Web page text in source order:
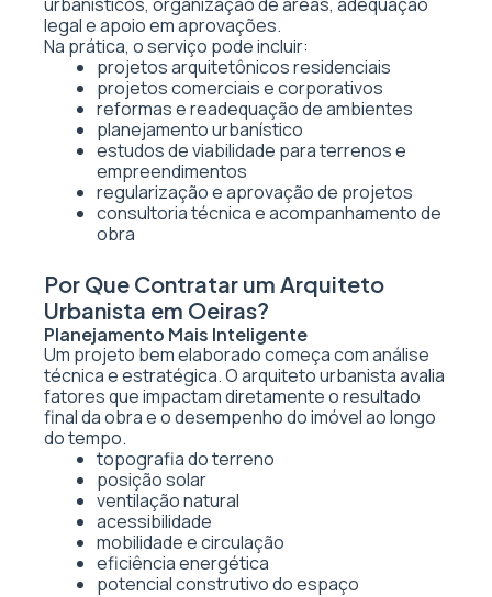
legal e apoio em aprovações.
Na prática, o serviço pode incluir:
projetos arquitetônicos residenciais
projetos comerciais e corporativos
reformas e readequação de ambientes
planejamento urbanístico
estudos de viabilidade para terrenos e
empreendimentos
regularização e aprovação de projetos
consultoria técnica e acompanhamento de
obra
Por Que Contratar um Arquiteto
Urbanista em Oeiras?
Planejamento Mais Inteligente
Um projeto bem elaborado começa com análise
técnica e estratégica. O arquiteto urbanista avalia
fatores que impactam diretamente o resultado
final da obra e o desempenho do imóvel ao longo
do tempo.
topografia do terreno
posição solar
ventilação natural
acessibilidade
mobilidade e circulação
eficiência energética
potencial construtivo do espaço